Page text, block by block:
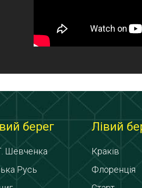
берег
Шевченка
Русь
Лівий
Краків
Флоренція